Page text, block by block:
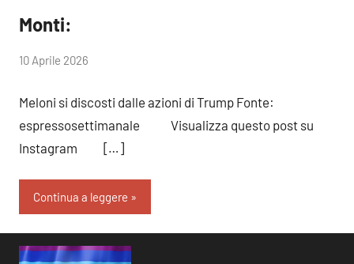
Monti:
di
10 Aprile 2026
Meloni si discosti dalle azioni di Trump Fonte:
espressosettimanale Visualizza questo post su
Instagram […]
Continua a leggere